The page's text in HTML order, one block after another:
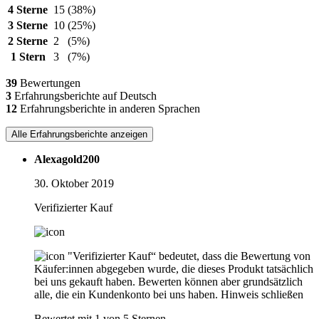
4 Sterne 15 (38%)
3 Sterne 10 (25%)
2 Sterne 2
(5%)
1 Stern
3 (7%)
39 Bewertungen
3 Erfahrungsberichte auf Deutsch
12 Erfahrungsberichte in anderen Sprachen
Alle Erfahrungsberichte anzeigen
Alexagold200
30. Oktober 2019
Verifizierter Kauf
"Verifizierter Kauf“ bedeutet, dass die Bewertung von
Käufer:innen abgegeben wurde, die dieses Produkt tatsächlich
bei uns gekauft haben. Bewerten können aber grundsätzlich
alle, die ein Kundenkonto bei uns haben. Hinweis schließen